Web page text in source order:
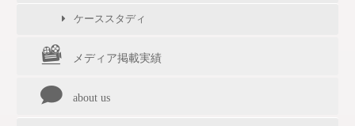
ケーススタディ
メディア掲載実績
about us